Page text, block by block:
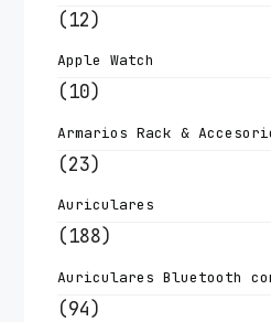
(12)
Apple Watch
(10)
Armarios Rack &
(23)
Auriculares
(188)
Auriculares Bluetooth
(94)